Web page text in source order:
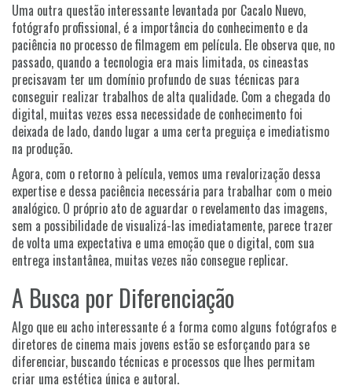
Uma outra questão interessante levantada por Cacalo Nuevo,
fotógrafo profissional, é a importância do conhecimento e da
paciência no processo de filmagem em película. Ele observa que, no
passado, quando a tecnologia era mais limitada, os cineastas
precisavam ter um domínio profundo de suas técnicas para
conseguir realizar trabalhos de alta qualidade. Com a chegada do
digital, muitas vezes essa necessidade de conhecimento foi
deixada de lado, dando lugar a uma certa preguiça e imediatismo
na produção.
Agora, com o retorno à película, vemos uma revalorização dessa
expertise e dessa paciência necessária para trabalhar com o meio
analógico. O próprio ato de aguardar o revelamento das imagens,
sem a possibilidade de visualizá-las imediatamente, parece trazer
de volta uma expectativa e uma emoção que o digital, com sua
entrega instantânea, muitas vezes não consegue replicar.
A Busca por Diferenciação
Algo que eu acho interessante é a forma como alguns fotógrafos e
diretores de cinema mais jovens estão se esforçando para se
diferenciar, buscando técnicas e processos que lhes permitam
criar uma estética única e autoral.